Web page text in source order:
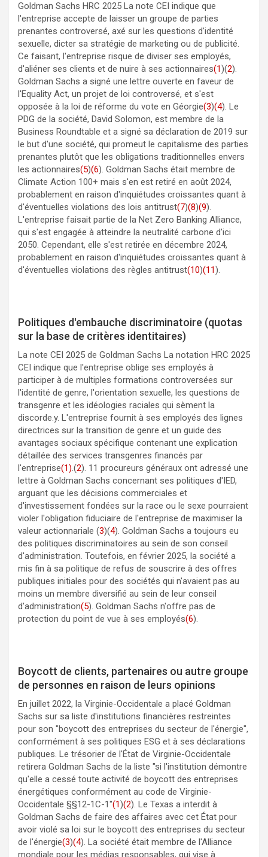
Goldman Sachs HRC 2025 La note CEI indique que
l'entreprise accepte de laisser un groupe de parties
prenantes controversé, axé sur les questions d'identité
sexuelle, dicter sa stratégie de marketing ou de publicité.
Ce faisant, l'entreprise risque de diviser ses employés,
d'aliéner ses clients et de nuire à ses actionnaires(1)(2).
Goldman Sachs a signé une lettre ouverte en faveur de
l'Equality Act, un projet de loi controversé, et s'est
opposée à la loi de réforme du vote en Géorgie(3)(4). Le
PDG de la société, David Solomon, est membre de la
Business Roundtable et a signé sa déclaration de 2019 sur
le but d'une société, qui promeut le capitalisme des parties
prenantes plutôt que les obligations traditionnelles envers
les actionnaires(5)(6). Goldman Sachs était membre de
Climate Action 100+ mais s'en est retiré en août 2024,
probablement en raison d'inquiétudes croissantes quant à
d'éventuelles violations des lois antitrust(7)(8)(9).
L'entreprise faisait partie de la Net Zero Banking Alliance,
qui s'est engagée à atteindre la neutralité carbone d'ici
2050. Cependant, elle s'est retirée en décembre 2024,
probablement en raison d'inquiétudes croissantes quant à
d'éventuelles violations des règles antitrust(10)(11).
Politiques d'embauche discriminatoire (quotas
sur la base de critères identitaires)
La note CEI 2025 de Goldman Sachs La notation HRC 2025
CEI indique que l'entreprise oblige ses employés à
participer à de multiples formations controversées sur
l'identité de genre, l'orientation sexuelle, les questions de
transgenre et les idéologies raciales qui sèment la
discorde.y. L'entreprise fournit à ses employés des lignes
directrices sur la transition de genre et un guide des
avantages sociaux spécifique contenant une explication
détaillée des services transgenres financés par
l'entreprise(1).(2). 11 procureurs généraux ont adressé une
lettre à Goldman Sachs concernant ses politiques d'IED,
arguant que les décisions commerciales et
d'investissement fondées sur la race ou le sexe pourraient
violer l'obligation fiduciaire de l'entreprise de maximiser la
valeur actionnariale (3)(4). Goldman Sachs a toujours eu
des politiques discriminatoires au sein de son conseil
d'administration. Toutefois, en février 2025, la société a
mis fin à sa politique de refus de souscrire à des offres
publiques initiales pour des sociétés qui n'avaient pas au
moins un membre diversifié au sein de leur conseil
d'administration(5). Goldman Sachs n'offre pas de
protection du point de vue à ses employés(6).
Boycott de clients, partenaires ou autre groupe
de personnes en raison de leurs opinions
En juillet 2022, la Virginie-Occidentale a placé Goldman
Sachs sur sa liste d'institutions financières restreintes
pour son "boycott des entreprises du secteur de l'énergie",
conformément à ses politiques ESG et à ses déclarations
publiques. Le trésorier de l'État de Virginie-Occidentale
retirera Goldman Sachs de la liste "si l'institution démontre
qu'elle a cessé toute activité de boycott des entreprises
énergétiques conformément au code de Virginie-
Occidentale §§12-1C-1"(1)(2). Le Texas a interdit à
Goldman Sachs de faire des affaires avec cet État pour
avoir violé sa loi sur le boycott des entreprises du secteur
de l'énergie(3)(4). La société était membre de l'Alliance
mondiale pour les médias responsables, qui vise à